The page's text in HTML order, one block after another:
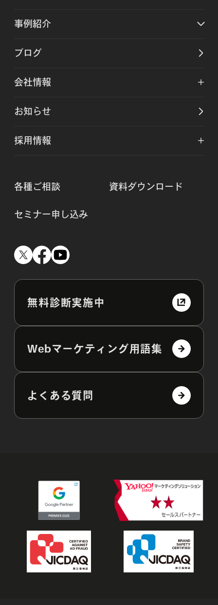
やさしい広告運用
事例紹介
ブログ
会社情報
お知らせ
採用情報
各種ご相談 資料ダウンロード
セミナー申し込み
無料診断実施中
Webマーケティング用語集
よくある質問